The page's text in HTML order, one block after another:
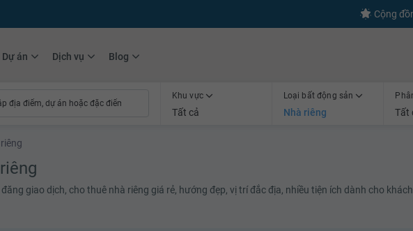
Cộng
Dự án Dịch vụ Blog
Khu vực
Tất cả
Loại bất động sản
Nhà riêng Tất
giao dịch, cho thuê nhà riêng giá rẻ, hướng đẹp, vị trí đắc địa, nhiều tiện ích dành cho khách